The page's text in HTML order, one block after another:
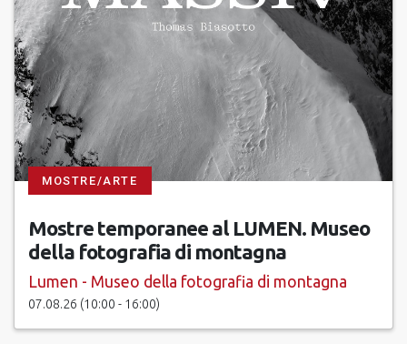
MOSTRE/ARTE
Mostre temporanee al LUMEN. Museo
della fotografia di montagna
Lumen - Museo della fotografia di montagna
07.08.26 (10:00 - 16:00)